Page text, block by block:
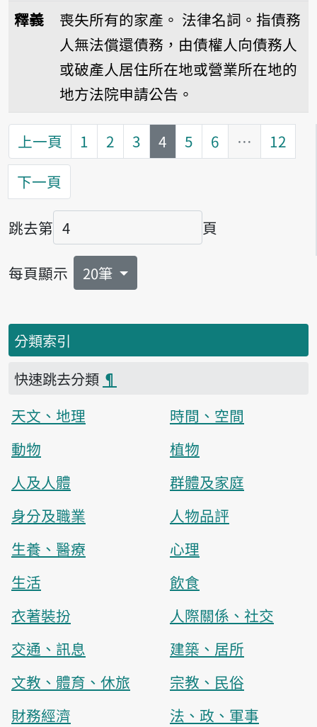
釋義 喪失所有的家產。 法律名詞。指債務
人無法償還債務，由債權人向債務人
或破產人居住所在地或營業所在地的
地方法院申請公告。
上一頁 1 2 3 第
4 5 6 …
12
下一頁
跳去第
頁碼
頁
每頁顯示 20筆
分類索引
快速跳去分類 ¶
天文、地理
時間、空間
動物
植物
人及人體
群體及家庭
身分及職業
人物品評
生養、醫療
心理
生活
飲食
衣著裝扮
人際關係、社交
交通、訊息
建築、居所
文教、體育、休旅
宗教、民俗
財務經濟
法、政、軍事